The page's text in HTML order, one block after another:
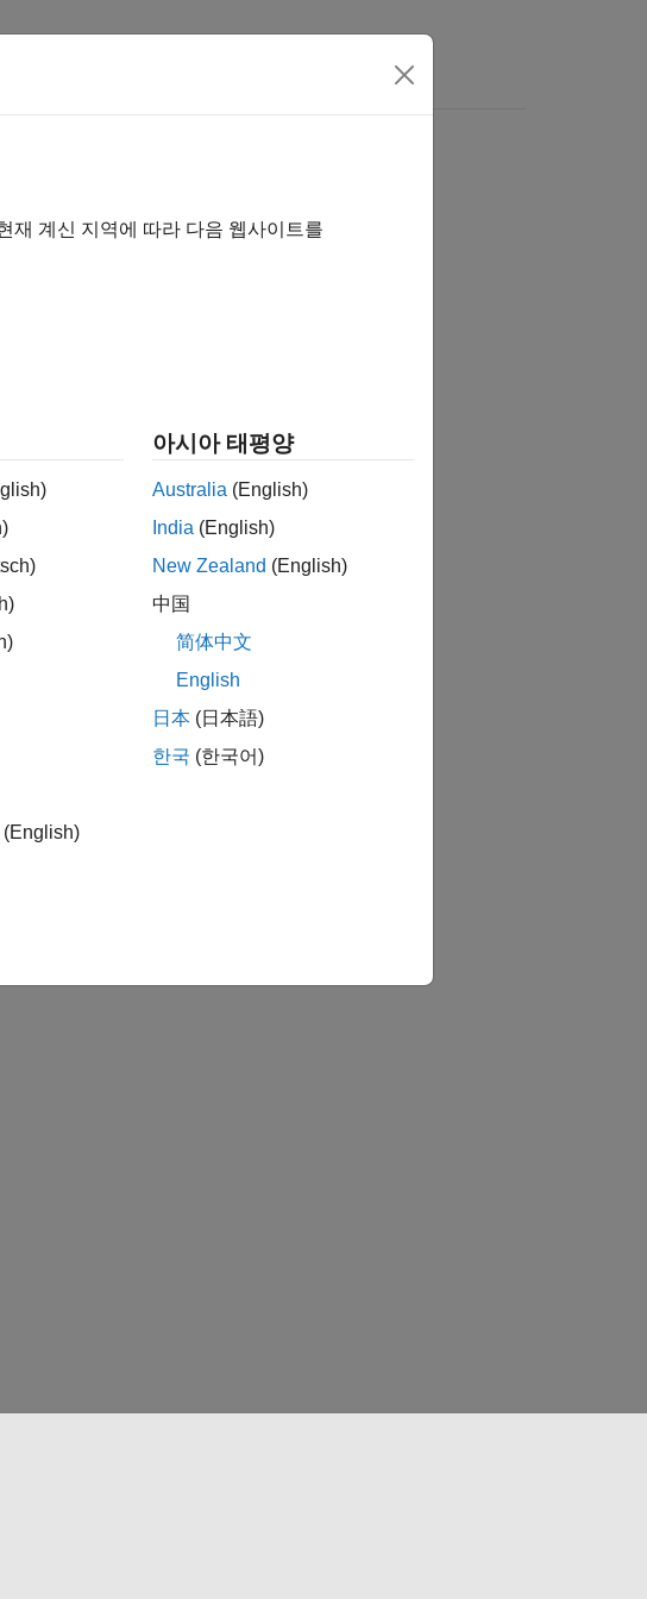
재 계신 지역에 따라 다음 웹사이트를
(English)
아시아 태평양
Australia (English)
India (English)
New Zealand (English)
中国
简体中文
English
日本 (日本語)
한국 (한국어)